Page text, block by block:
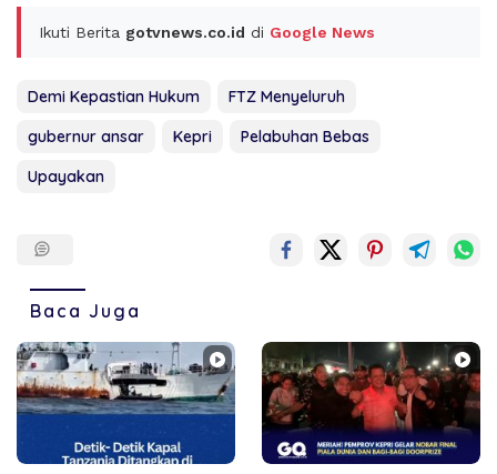
Ikuti Berita gotvnews.co.id di Google News
Demi Kepastian Hukum
FTZ Menyeluruh
gubernur ansar
Kepri
Pelabuhan Bebas
Upayakan
Baca Juga